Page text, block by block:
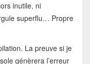
inutile, ni
superflu… Propre
La preuve si je
génèrera l’erreur